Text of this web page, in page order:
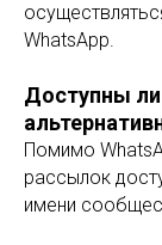
WhatsApp.
Доступны
Помимо
рассылок
имени